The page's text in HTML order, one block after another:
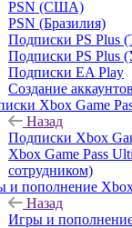
PSN (США)
PSN (Бразилия)
Подписки PS Plus
Подписки PS Plus
Подписки EA Play
Создание
Xbox Game
Назад
Подписки Xbox
Xbox Game Pass
сотрудником)
и пополнение
Назад
Игры и